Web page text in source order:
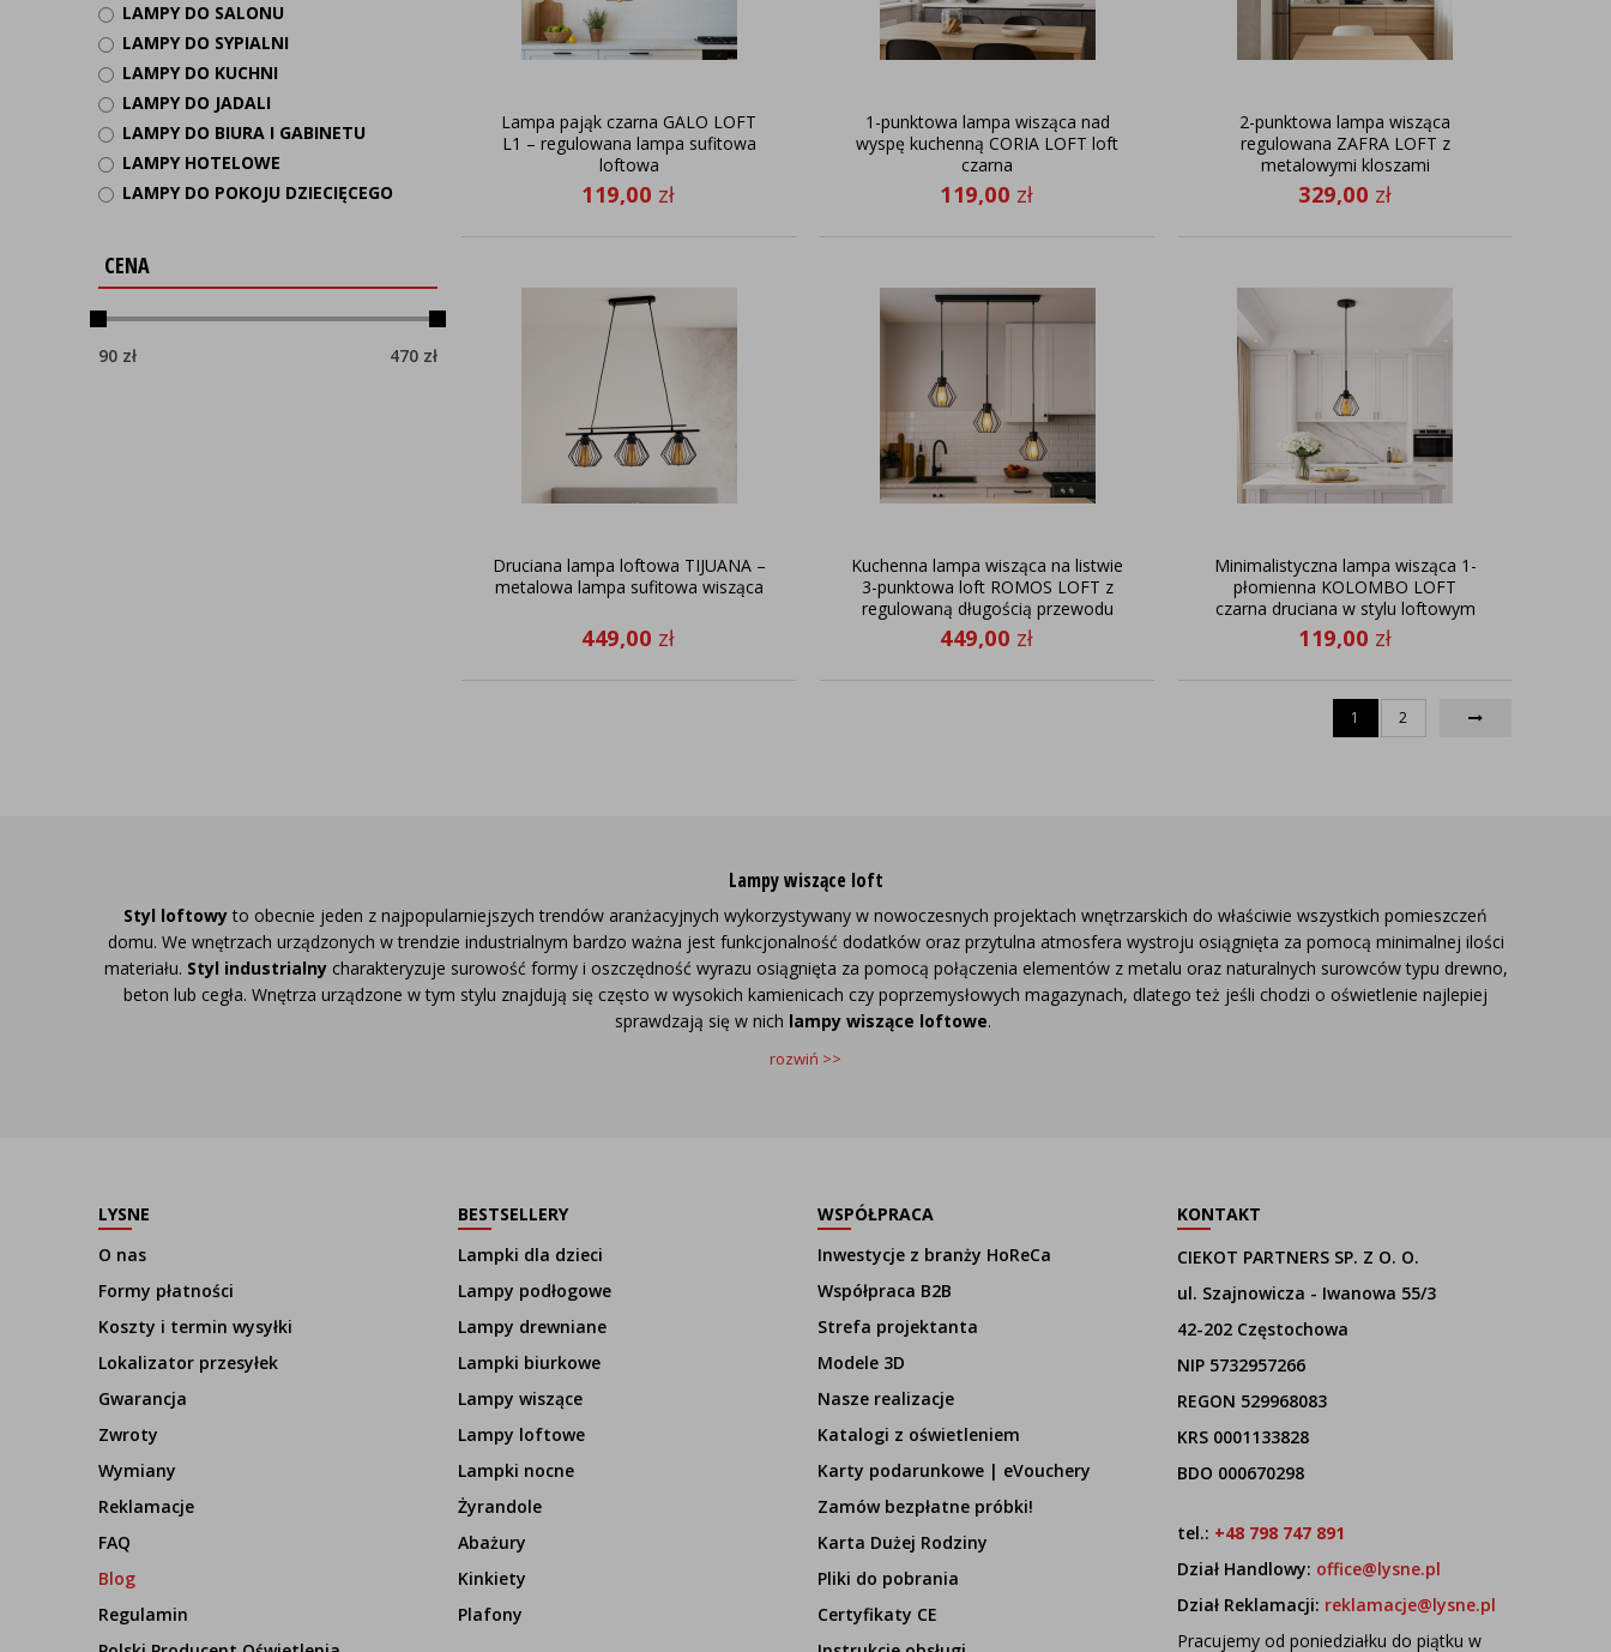
LAMPY DO SALONU
LAMPY DO SYPIALNI
LAMPY DO KUCHNI
LAMPY DO JADALI
LAMPY DO BIURA I GABINETU
LAMPY HOTELOWE
LAMPY DO POKOJU DZIECIĘCEGO
CENA
90 zł 470 zł
Lampa pająk czarna GALO LOFT
L1 – regulowana lampa sufitowa
loftowa
119,00 zł
1-punktowa lampa wisząca nad
wyspę kuchenną CORIA LOFT loft
czarna
119,00 zł
2-punktowa lampa wisząca
regulowana ZAFRA LOFT z
metalowymi kloszami
329,00 zł
Druciana lampa loftowa TIJUANA –
metalowa lampa sufitowa wisząca
449,00 zł
Kuchenna lampa wisząca na listwie
3-punktowa loft ROMOS LOFT z
regulowaną długością przewodu
449,00 zł
Minimalistyczna lampa wisząca 1-
płomienna KOLOMBO LOFT
czarna druciana w stylu loftowym
119,00 zł
1 2
Lampy wiszące loft
Styl loftowyto obecnie jeden z najpopularniejszych trendów aranżacyjnych wykorzystywany w nowoczesnych projektach wnętrzarskich do właściwie wszystkich pomieszczeń
domu. We wnętrzach urządzonych w trendzie industrialnym bardzo ważna jest funkcjonalność dodatków oraz przytulna atmosfera wystroju osiągnięta za pomocą minimalnej ilości
materiału. Styl industrialnycharakteryzuje surowość formy i oszczędność wyrazu osiągnięta za pomocą połączenia elementów z metalu oraz naturalnych surowców typu drewno,
beton lub cegła. Wnętrza urządzone w tym stylu znajdują się często w wysokich kamienicach czy poprzemysłowych magazynach, dlatego też jeśli chodzi o oświetlenie najlepiej
sprawdzają się w nich lampy wiszące loftowe.
rozwiń >>
LYSNE
O nas
Formy płatności
Koszty i termin wysyłki
Lokalizator przesyłek
Gwarancja
Zwroty
Wymiany
Reklamacje
FAQ
Blog
Regulamin
BESTSELLERY
Lampki dla dzieci
Lampy podłogowe
Lampy drewniane
Lampki biurkowe
Lampy wiszące
Lampy loftowe
Lampki nocne
Żyrandole
Abażury
Kinkiety
Plafony
WSPÓŁPRACA
Inwestycje z branży HoReCa
Współpraca B2B
Strefa projektanta
Modele 3D
Nasze realizacje
Katalogi z oświetleniem
Karty podarunkowe | eVouchery
Zamów bezpłatne próbki!
Karta Dużej Rodziny
Pliki do pobrania
Certyfikaty CE
KONTAKT
CIEKOT PARTNERS SP. Z O. O.
ul. Szajnowicza - Iwanowa 55/3
42-202 Częstochowa
NIP 5732957266
REGON 529968083
KRS 0001133828
BDO 000670298
tel.: +48 798 747 891
Dział Handlowy: office@lysne.pl
Dział Reklamacji: reklamacje@lysne.pl
Pracujemy od poniedziałku do piątku w